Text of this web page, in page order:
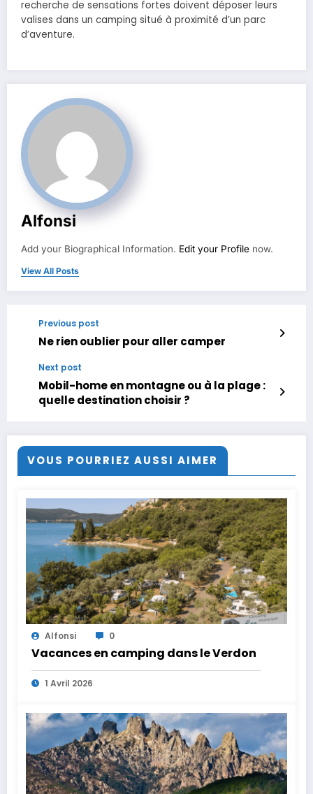
recherche de sensations fortes doivent déposer leurs
valises dans un camping situé à proximité d’un parc
d’aventure.
Alfonsi
Add your Biographical Information. Edit your Profile now.
View All Posts
Previous post
Ne rien oublier pour aller camper
Next post
Mobil-home en montagne ou à la plage :
quelle destination choisir ?
VOUS POURRIEZ AUSSI AIMER
Alfonsi 0
Vacances en camping dans le Verdon
1 Avril 2026